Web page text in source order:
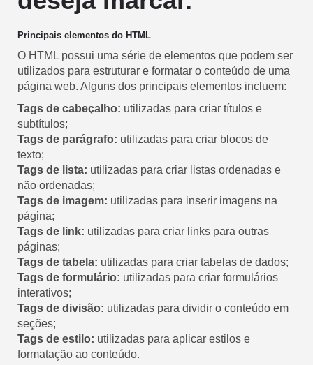
Principais elementos do HTML
O HTML possui uma série de elementos que podem ser
utilizados para estruturar e formatar o conteúdo de uma
página web. Alguns dos principais elementos incluem:
Tags de cabeçalho: utilizadas para criar títulos e
subtítulos;
Tags de parágrafo: utilizadas para criar blocos de
texto;
Tags de lista: utilizadas para criar listas ordenadas e
não ordenadas;
Tags de imagem: utilizadas para inserir imagens na
página;
Tags de link: utilizadas para criar links para outras
páginas;
Tags de tabela: utilizadas para criar tabelas de dados;
Tags de formulário: utilizadas para criar formulários
interativos;
Tags de divisão: utilizadas para dividir o conteúdo em
seções;
Tags de estilo: utilizadas para aplicar estilos e
formatação ao conteúdo.